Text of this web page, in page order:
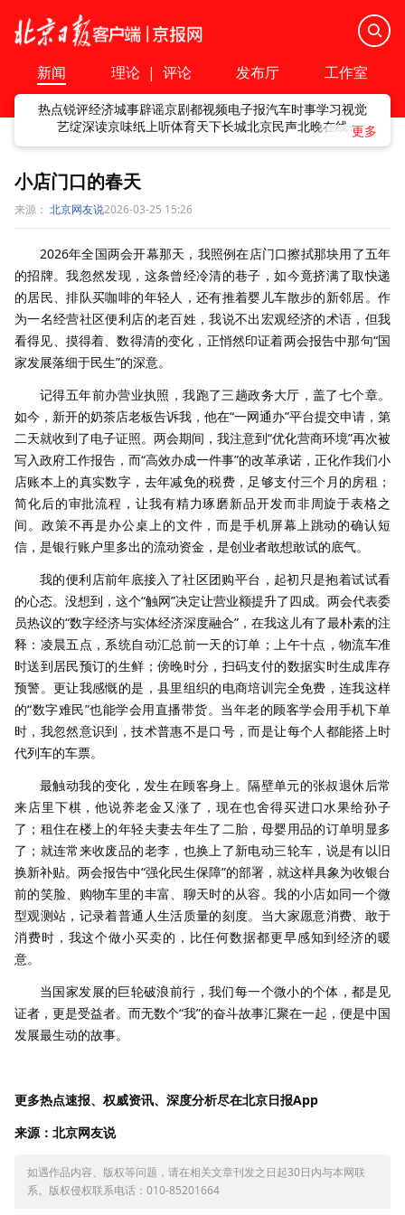
新闻 理论 | 评论 发布厅 工作室
热点锐评经济城事辟谣京剧都视频电子报汽车时事学习视觉
艺绽深读京味纸上听体育天下长城北京民声北晚在线
小店门口的春天
来源： 北京网友说2026-03-25 15:26
2026年全国两会开幕那天，我照例在店门口擦拭那块用了五年
的招牌。我忽然发现，这条曾经冷清的巷子，如今竟挤满了取快递
的居民、排队买咖啡的年轻人，还有推着婴儿车散步的新邻居。作
为一名经营社区便利店的老百姓，我说不出宏观经济的术语，但我
看得见、摸得着、数得清的变化，正悄然印证着两会报告中那句“国
家发展落细于民生”的深意。
记得五年前办营业执照，我跑了三趟政务大厅，盖了七个章。
如今，新开的奶茶店老板告诉我，他在“一网通办”平台提交申请，第
二天就收到了电子证照。两会期间，我注意到“优化营商环境”再次被
写入政府工作报告，而“高效办成一件事”的改革承诺，正化作我们小
店账本上的真实数字，去年减免的税费，足够支付三个月的房租；
简化后的审批流程，让我有精力琢磨新品开发而非周旋于表格之
间。政策不再是办公桌上的文件，而是手机屏幕上跳动的确认短
信，是银行账户里多出的流动资金，是创业者敢想敢试的底气。
我的便利店前年底接入了社区团购平台，起初只是抱着试试看
的心态。没想到，这个“触网”决定让营业额提升了四成。两会代表委
员热议的“数字经济与实体经济深度融合”，在我这儿有了最朴素的注
释：凌晨五点，系统自动汇总前一天的订单；上午十点，物流车准
时送到居民预订的生鲜；傍晚时分，扫码支付的数据实时生成库存
预警。更让我感慨的是，县里组织的电商培训完全免费，连我这样
的“数字难民”也能学会用直播带货。当年老的顾客学会用手机下单
时，我忽然意识到，技术普惠不是口号，而是让每个人都能搭上时
代列车的车票。
最触动我的变化，发生在顾客身上。隔壁单元的张叔退休后常
来店里下棋，他说养老金又涨了，现在也舍得买进口水果给孙子
了；租住在楼上的年轻夫妻去年生了二胎，母婴用品的订单明显多
了；就连常来收废品的老李，也换上了新电动三轮车，说是有以旧
换新补贴。两会报告中“强化民生保障”的部署，就这样具象为收银台
前的笑脸、购物车里的丰富、聊天时的从容。我的小店如同一个微
型观测站，记录着普通人生活质量的刻度。当大家愿意消费、敢于
消费时，我这个做小买卖的，比任何数据都更早感知到经济的暖
意。
当国家发展的巨轮破浪前行，我们每一个微小的个体，都是见
证者，更是受益者。而无数个“我”的奋斗故事汇聚在一起，便是中国
发展最生动的故事。
更多热点速报、权威资讯、深度分析尽在北京日报App
来源：北京网友说
如遇作品内容、版权等问题，请在相关文章刊发之日起30日内与本网联
系。版权侵权联系电话：010-85201664